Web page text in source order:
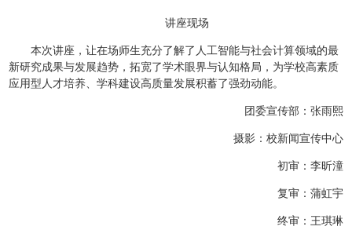
讲座现场
本次讲座，让在场师生充分了解了人工智能与社会计算领域的最
新研究成果与发展趋势，拓宽了学术眼界与认知格局，为学校高素质
应用型人才培养、学科建设高质量发展积蓄了强劲动能。
团委宣传部：张雨熙
摄影：校新闻宣传中心
初审：李昕潼
复审：蒲虹宇
终审：王琪琳